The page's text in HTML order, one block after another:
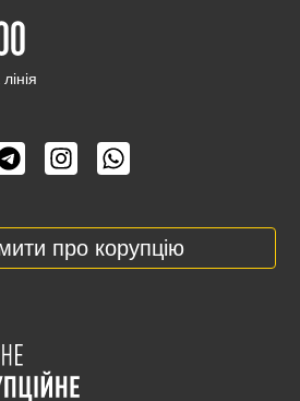
про корупцію